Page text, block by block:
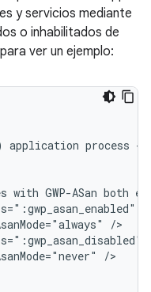
y servicios mediante
o inhabilitados de
ver un ejemplo:
application process
with GWP-ASan both